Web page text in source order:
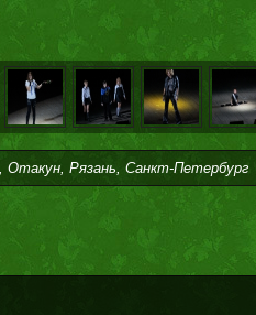
, Отакун, Рязань, Санкт-Петербург